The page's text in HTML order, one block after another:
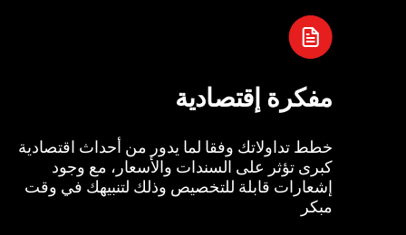
مفكرة إقتصادية
خطط تداولاتك وفقا لما يدور من أحداث اقتصادية
كبرى تؤثر على السندات والأسعار، مع وجود
إشعارات قابلة للتخصيص وذلك لتنبيهك في وقت
مبكر